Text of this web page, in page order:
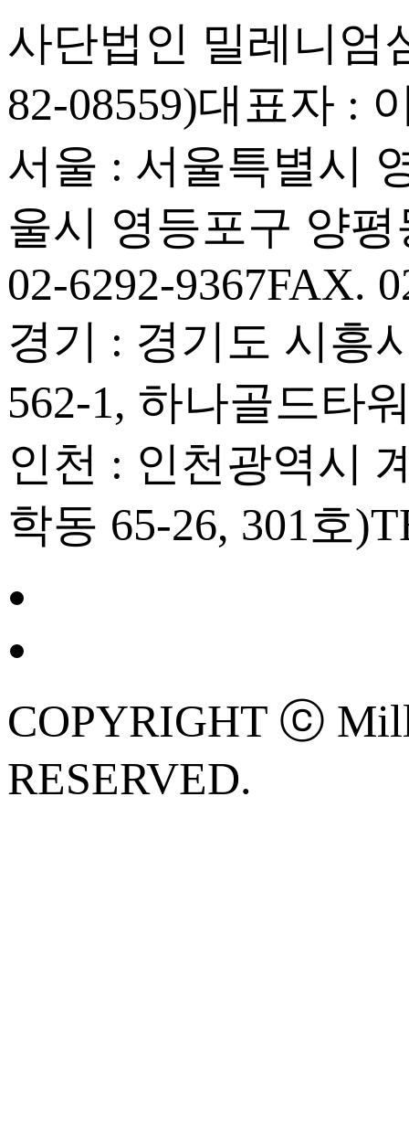
사단법인 밀레니엄
82-08559)대표자 :
서울 : 서울특별시
울시 영등포구 양
02-6292-9367FAX.
경기 : 경기도 시흥
562-1, 하나골드타
인천 : 인천광역시
학동 65-26, 301호)
COPYRIGHT ⓒ
RESERVED.